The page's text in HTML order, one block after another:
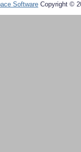
Software Copyright ©